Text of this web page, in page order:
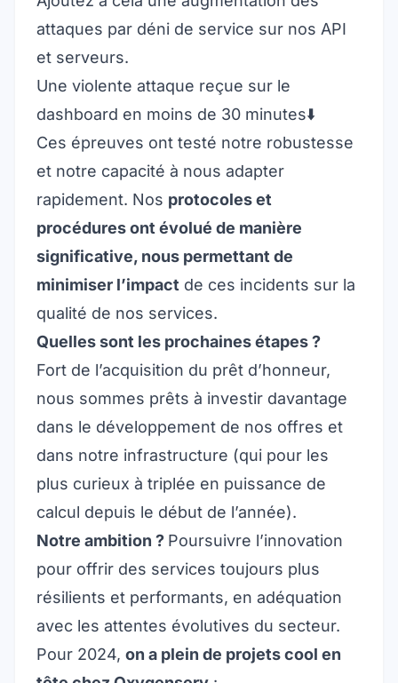
attaques par déni de service sur nos API
et serveurs.
Une violente attaque reçue sur le
dashboard en moins de 30 minutes⬇️
Ces épreuves ont testé notre robustesse
et notre capacité à nous adapter
rapidement. Nos protocoles et
procédures ont évolué de manière
significative, nous permettant de
minimiser l’impact de ces incidents sur la
qualité de nos services.
Quelles sont les prochaines étapes ?
Fort de l’acquisition du prêt d’honneur,
nous sommes prêts à investir davantage
dans le développement de nos offres et
dans notre infrastructure (qui pour les
plus curieux à triplée en puissance de
calcul depuis le début de l’année).
Notre ambition ? Poursuivre l’innovation
pour offrir des services toujours plus
résilients et performants, en adéquation
avec les attentes évolutives du secteur.
Pour 2024, on a plein de projets cool en